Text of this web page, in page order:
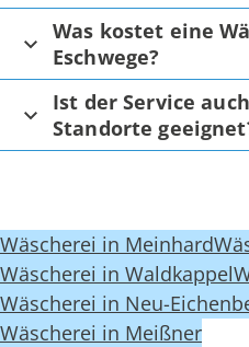
Was kostet eine
Eschwege?
Ist der Service
Standorte
Wäscherei in Meinhard
Wäscherei in Waldkappel
Wäscherei in Neu-
Wäscherei in Meißner